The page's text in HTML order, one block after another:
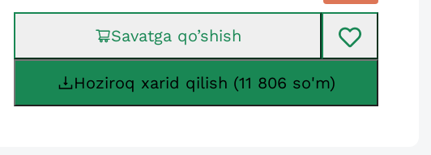
Savatga qo’shish
Hoziroq xarid qilish (11 806 so'm)